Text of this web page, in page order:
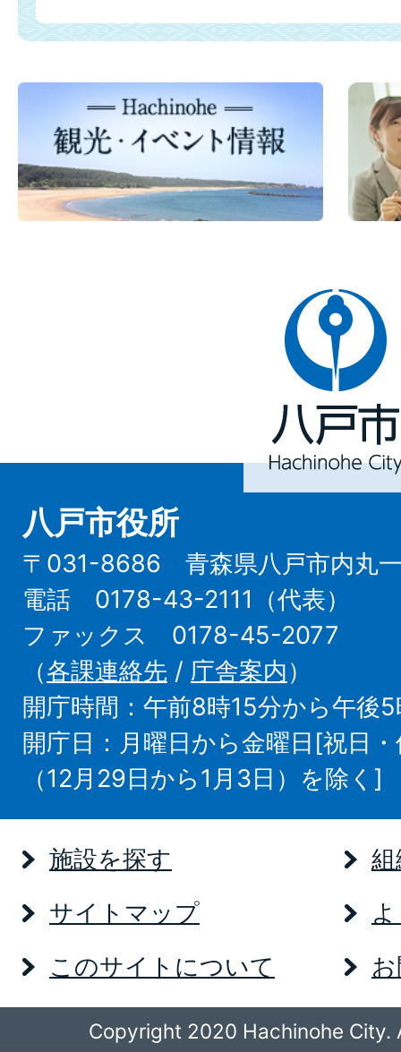
八
戸
市
Hachinohe
City
八戸市役所
〒031-8686 青森県八戸市内丸一
電話 0178-43-2111（代表）
ファックス 0178-45-2077
（各課連絡先 / 庁舎案内）
開庁時間：午前8時15分から午後5
開庁日：月曜日から金曜日[祝日
（12月29日から1月3日）を除く]
施設を探す
サイトマップ
このサイトについて
Copyright 2020 Hachinohe City.